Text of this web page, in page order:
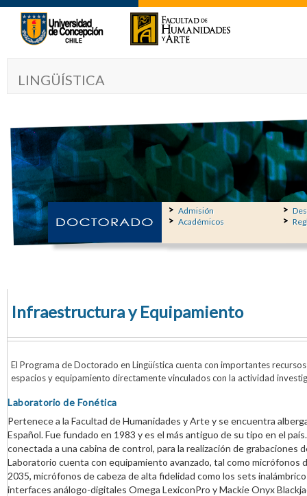
LINGÜÍSTICA
Admisión
Académicos
Infraestructura y Equipamiento
El Programa de Doctorado en Lingüística cuenta con importantes
espacios y equipamiento directamente vinculados con la actividad
Laboratorio de Fonética
Pertenece a la Facultad de Humanidades y Arte y se encuentra
Español. Fue fundado en 1983 y es el más antiguo de su tipo en el
conectada a una cabina de control, para la realización de grabaciones
Laboratorio cuenta con equipamiento avanzado, tal como micrófonos
2035, micrófonos de cabeza de alta fidelidad como los sets
interfaces análogo-digitales Omega LexiconPro y Mackie Onyx